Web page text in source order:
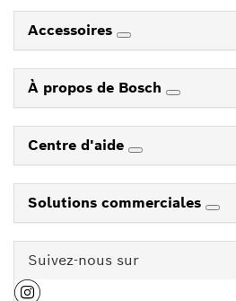
Accessoires
À propos de Bosch
Centre d'aide
Solutions commerciales
Suivez-nous sur